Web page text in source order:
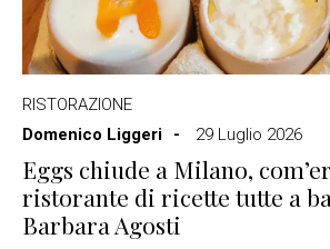
RISTORAZIONE
Domenico Liggeri
29 Luglio 2026
Eggs chiude a Milano,
ristorante di ricette tutte a
Barbara Agosti